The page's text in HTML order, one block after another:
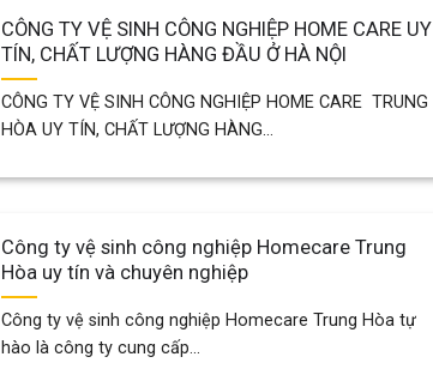
CÔNG TY VỆ SINH CÔNG NGHIỆP HOME CARE UY
TÍN, CHẤT LƯỢNG HÀNG ĐẦU Ở HÀ NỘI
CÔNG TY VỆ SINH CÔNG NGHIỆP HOME CARE TRUNG
HÒA UY TÍN, CHẤT LƯỢNG HÀNG...
Công ty vệ sinh công nghiệp Homecare Trung
Hòa uy tín và chuyên nghiệp
Công ty vệ sinh công nghiệp Homecare Trung Hòa tự
hào là công ty cung cấp...